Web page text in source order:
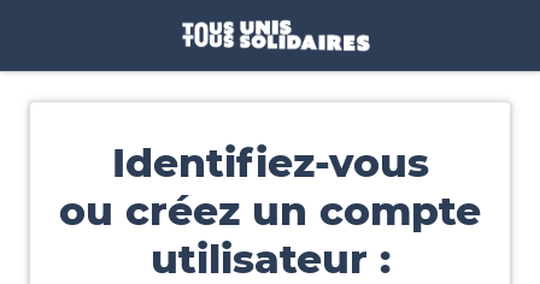
Identifiez-vous
ou créez un compte
utilisateur :